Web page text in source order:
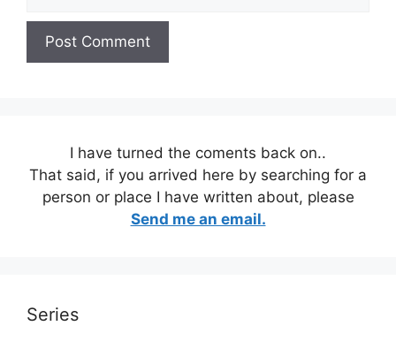
I have turned the coments back on..
That said, if you arrived here by searching for a
person or place I have written about, please
Send me an email.
Series